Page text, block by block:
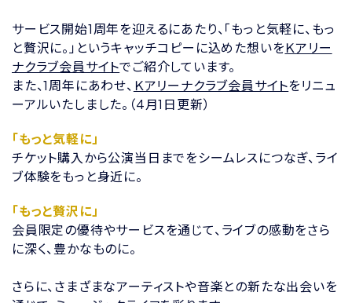
サービス開始1周年を迎えるにあたり、「もっと気軽に、もっ
と贅沢に。」というキャッチコピーに込めた想いをＫアリー
ナクラブ会員サイトでご紹介しています。
また、1周年にあわせ、 Ｋアリーナクラブ会員サイトをリニュ
ーアルいたしました。（4月1日更新）
「もっと気軽に」
チケット購入から公演当日までをシームレスにつなぎ、ライ
ブ体験をもっと身近に。
「もっと贅沢に」
会員限定の優待やサービスを通じて、ライブの感動をさら
に深く、豊かなものに。
さらに、さまざまなアーティストや音楽との新たな出会いを